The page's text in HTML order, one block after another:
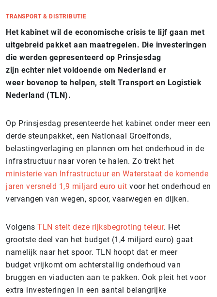
TRANSPORT & DISTRIBUTIE
Het kabinet wil de economische crisis te lijf gaan met
uitgebreid pakket aan maatregelen. Die investeringen
die werden gepresenteerd op Prinsjesdag
zijn echter niet voldoende om Nederland er
weer bovenop te helpen, stelt Transport en Logistiek
Nederland (TLN).
Op Prinsjesdag presenteerde het kabinet onder meer een
derde steunpakket, een Nationaal Groeifonds,
belastingverlaging en plannen om het onderhoud in de
infrastructuur naar voren te halen. Zo trekt het
ministerie van Infrastructuur en Waterstaat de komende
jaren versneld 1,9 miljard euro uit voor het onderhoud en
vervangen van wegen, spoor, vaarwegen en dijken.
Volgens TLN stelt deze rijksbegroting teleur. Het
grootste deel van het budget (1,4 miljard euro) gaat
namelijk naar het spoor. TLN hoopt dat er meer
budget vrijkomt om achterstallig onderhoud van
bruggen en viaducten aan te pakken. Ook pleit het voor
extra investeringen in een aantal belangrijke